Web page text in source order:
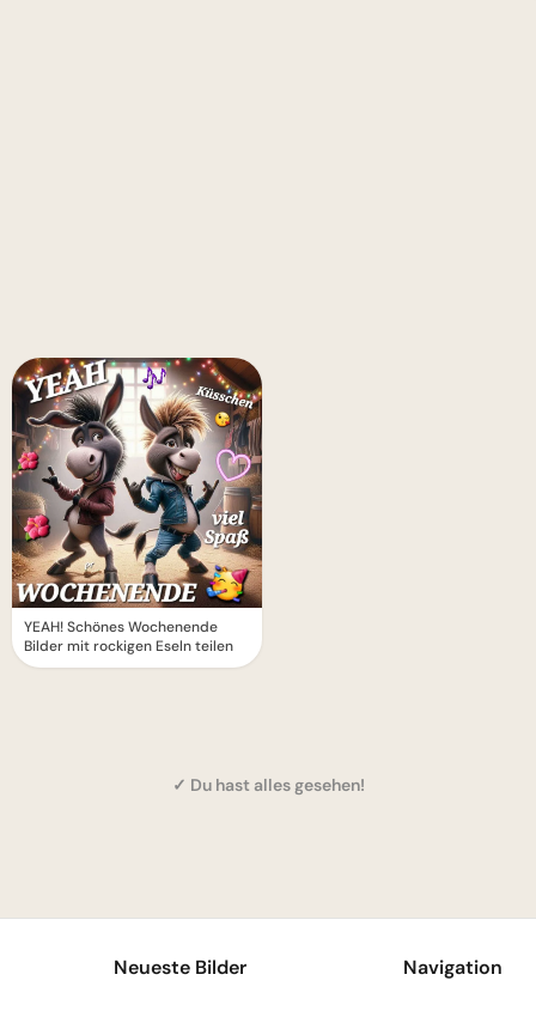
YEAH! Schönes Wochenende
Bilder mit rockigen Eseln teilen
✓ Du hast alles gesehen!
Neueste Bilder Navigation